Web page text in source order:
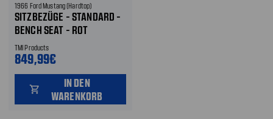
1966 Ford Mustang (Hardtop)
SITZBEZÜGE - STANDARD -
BENCH SEAT - ROT
METALLIC - VORNE UND
HINTEN
TMI Products
849,99€
shopping_cart
IN DEN
WARENKORB